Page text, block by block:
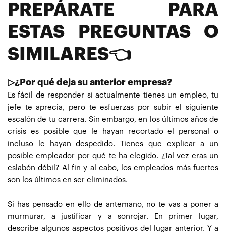
PREPÁRATE PARA
ESTAS PREGUNTAS O
SIMILARES👈
▷¿Por qué deja su anterior empresa?
Es fácil de responder si actualmente tienes un empleo, tu
jefe te aprecia, pero te esfuerzas por subir el siguiente
escalón de tu carrera. Sin embargo, en los últimos años de
crisis es posible que le hayan recortado el personal o
incluso le hayan despedido. Tienes que explicar a un
posible empleador por qué te ha elegido. ¿Tal vez eras un
eslabón débil? Al fin y al cabo, los empleados más fuertes
son los últimos en ser eliminados.
Si has pensado en ello de antemano, no te vas a poner a
murmurar, a justificar y a sonrojar. En primer lugar,
describe algunos aspectos positivos del lugar anterior. Y a